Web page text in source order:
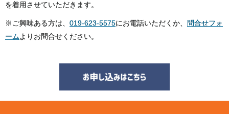
を着用させていただきます。
※ご興味ある方は、 019-623-5575にお電話いただくか、
問合せフォ
ームよりお問合せください。